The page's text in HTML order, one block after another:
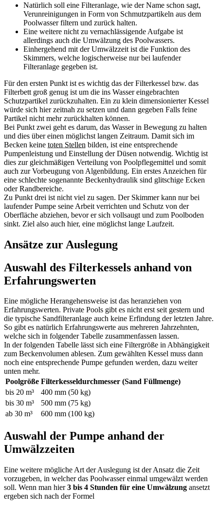
Natürlich soll eine Filteranlage, wie der Name schon sagt,
Verunreinigungen in Form von Schmutzpartikeln aus dem
Poolwasser filtern und zurück halten.
Eine weitere nicht zu vernachlässigende Aufgabe ist
allerdings auch die Umwälzung des Poolwassers.
Einhergehend mit der Umwälzzeit ist die Funktion des
Skimmers, welche logischerweise nur bei laufender
Filteranlage gegeben ist.
Für den ersten Punkt ist es wichtig das der Filterkessel bzw. das
Filterbett groß genug ist um die ins Wasser eingebrachten
Schutzpartikel zurückzuhalten. Ein zu klein dimensionierter Kessel
würde sich hier zeitnah zu setzen und dann gegeben Falls feine
Partikel nicht mehr zurückhalten können.
Bei Punkt zwei geht es darum, das Wasser in Bewegung zu halten
und dies über einen möglichst langen Zeitraum. Damit sich im
Becken keine toten Stellen bilden, ist eine entsprechende
Pumpenleistung und Einstellung der Düsen notwendig. Wichtig ist
dies zur gleichmäßigen Verteilung von Poolpflegemittel und somit
auch zur Vorbeugung von Algenbildung. Ein erstes Anzeichen für
eine schlechte sogenannte Beckenhydraulik sind glitschige Ecken
oder Randbereiche.
Zu Punkt drei ist nicht viel zu sagen. Der Skimmer kann nur bei
laufender Pumpe seine Arbeit verrichten und Schutz von der
Oberfläche abziehen, bevor er sich vollsaugt und zum Poolboden
sinkt. Ziel also auch hier, eine möglichst lange Laufzeit.
Ansätze zur Auslegung
Auswahl des Filterkessels anhand von
Erfahrungswerten
Eine mögliche Herangehensweise ist das heranziehen von
Erfahrungswerten. Private Pools gibt es nicht erst seit gestern und
die typische Sandfilteranlage auch keine Erfindung der letzten Jahre.
So gibt es natürlich Erfahrungswerte aus mehreren Jahrzehnten,
welche sich in folgender Tabelle zusammenfassen lassen.
In der folgenden Tabelle lässt sich eine Filtergröße in Abhängigkeit
zum Beckenvolumen ablesen. Zum gewählten Kessel muss dann
noch eine entsprechende Pumpe gefunden werden, dazu weiter
unten mehr.
Poolgröße Filterkesseldurchmesser (Sand Füllmenge)
bis 20 m³
400 mm (50 kg)
bis 30 m³
500 mm (75 kg)
ab 30 m³
600 mm (100 kg)
Auswahl der Pumpe anhand der
Umwälzzeiten
Eine weitere mögliche Art der Auslegung ist der Ansatz die Zeit
vorzugeben, in welcher das Poolwasser einmal umgewälzt werden
soll. Wenn man hier3 bis 4 Stunden für eine Umwälzung ansetzt
ergeben sich nach der Formel